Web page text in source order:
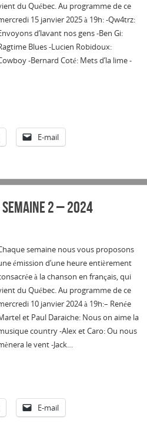
du Québec. Au programme de ce
15 janvier 2025 à 19h: -Qw4trz:
d’lavant nos gens -Ben Gi:
Blues -Lucien Robidoux:
-Bernard Coté: Mets d’la lime -
E-mail
2 – 2024
semaine nous vous proposons
émission d’une heure entièrement
à la chanson en français, qui
du Québec. Au programme de ce
10 janvier 2024 à 19h:– Renée
et Paul Daraiche: Nous on aime la
country -Alex et Caro: Ou nous
le vent -Jack…
E-mail